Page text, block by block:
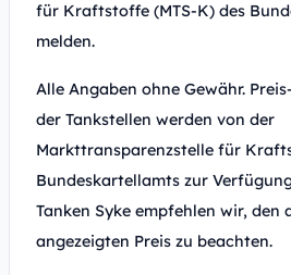
für Kraftstoffe (MTS-K) des
melden.
Alle Angaben ohne Gewähr.
der Tankstellen werden von der
Markttransparenzstelle für
Bundeskartellamts zur
Tanken Syke empfehlen wir, den
angezeigten Preis zu beachten.